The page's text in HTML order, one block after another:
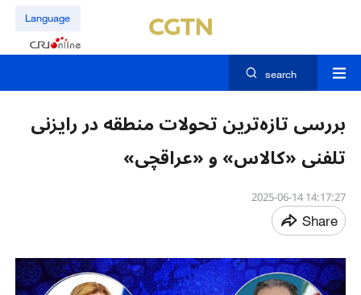
Language
search
​بررسی تازه‌ترین تحولات منطقه در رایزنی
تلفنی «کالاس» و «عراقچی»
14:17:27 2025-06-14
Share